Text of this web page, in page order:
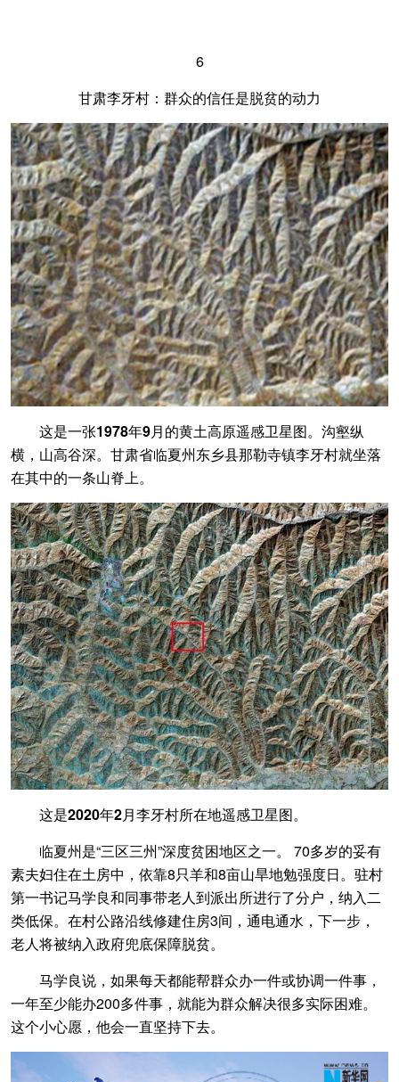
6
甘肃李牙村：群众的信任是脱贫的动力
这是一张1978年9月的黄土高原遥感卫星图。 沟壑纵
横，山高谷深。甘肃省临夏州东乡县那勒寺镇李牙村就坐落
在其中的一条山脊上。
这是2020年2月李牙村所在地遥感卫星图。
临夏州是“三区三州”深度贫困地区之一。 70多岁的妥有
素夫妇住在土房中，依靠8只羊和8亩山旱地勉强度日。驻村
第一书记马学良和同事带老人到派出所进行了分户，纳入二
类低保。在村公路沿线修建住房3间，通电通水，下一步，
老人将被纳入政府兜底保障脱贫。
马学良说，如果每天都能帮群众办一件或协调一件事，
一年至少能办200多件事，就能为群众解决很多实际困难。
这个小心愿，他会一直坚持下去。